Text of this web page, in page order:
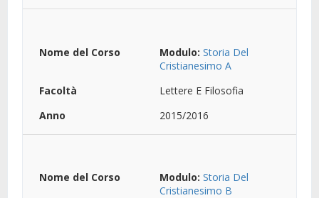
Modulo: Storia Del
Cristianesimo A
Lettere E Filosofia
2015/2016
Modulo: Storia Del
Cristianesimo B